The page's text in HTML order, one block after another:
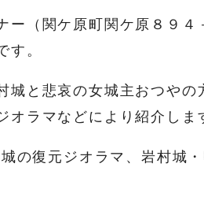
関ケ原町関ケ原８９４
す。
悲哀の女城主おつやの
ラマなどにより紹介しま
復元ジオラマ、岩村城・